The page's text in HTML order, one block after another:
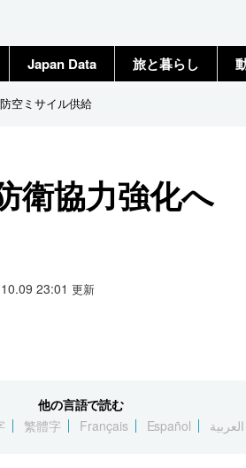
Japan Data 旅と暮らし
空ミサイル供給
衛協力強化へ
23:01 更新
他の言語で読む
繁體字 Français Español العربية